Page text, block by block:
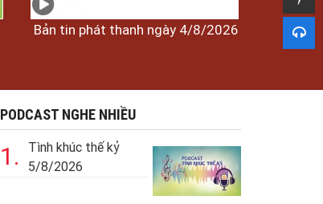
Bản tin phát thanh ngày 4/8/2026
PODCAST NGHE NHIỀU
1.
Tình khúc thế kỷ
5/8/2026